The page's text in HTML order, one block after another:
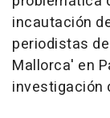
incautación
periodistas
Mallorca' en
investigación